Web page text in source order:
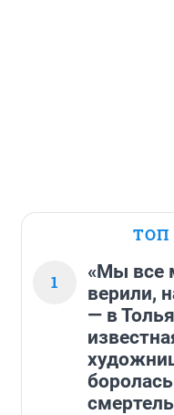
ТОП
1
«Мы все
верили,
— в